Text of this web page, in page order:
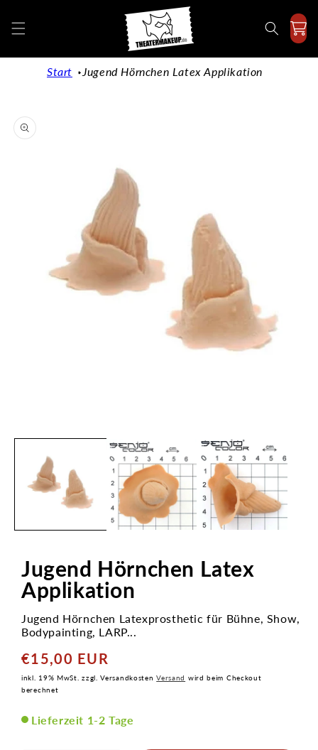
Inhalt
Start Jugend Hörnchen Latex Applikation
Jugend Hörnchen Latex
Applikation
Jugend Hörnchen Latexprosthetic für Bühne, Show,
Bodypainting, LARP...
Normaler
Preis
€15,00 EUR
inkl. 19% MwSt. zzgl. VersandkostenVersand wird beim Checkout
berechnet
Lieferzeit 1-2 Tage